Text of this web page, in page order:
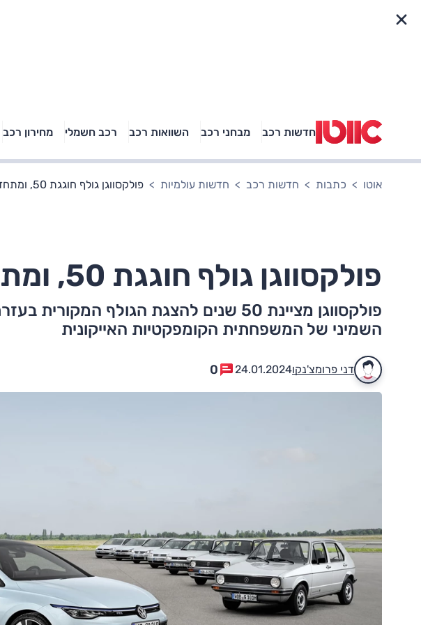
חדשות רכב מבחני רכב השוואות רכב רכב חשמלי מחירון רכב
באיזה רכב פנאי נוסעת
הנייר
אוטו כתבות חדשות רכב חדשות עולמיות פולקסווגן גולף חוגגת 50, ומתחדשת
פולקסווגן גולף חוגגת 50, ומתחדשת
פולקסווגן מציינת 50 שנים להצגת הגולף
השמיני של המשפחתית הקומפקטיות האייקונית
דני פרומצ'נקו24.01.2024
0